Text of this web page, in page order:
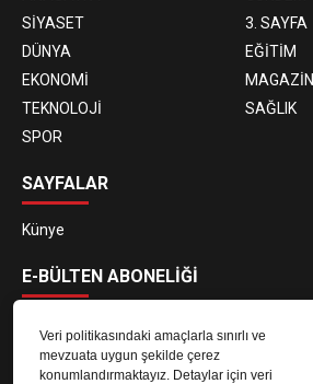
Veri politikasındaki amaçlarla sınırlı ve
mevzuata uygun şekilde çerez
konumlandırmaktayız. Detaylar için veri
SİYASET
3. SAYFA
DÜNYA
EĞİTİM
EKONOMİ
MAGAZİN
TEKNOLOJİ
SAĞLIK
SPOR
SAYFALAR
Künye
E-BÜLTEN ABONELİĞİ
E-Bülten aboneliği ile haberlere daha hızlı erişin.